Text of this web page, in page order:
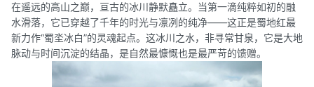
在遥远的高山之巅，亘古的冰川静默矗立。当第一滴纯粹如初的融
水滑落，它已穿越了千年的时光与凛冽的纯净——这正是蜀地红最
新力作“蜀坔冰白”的灵魂起点。这冰川之水，非寻常甘泉，它是大地
脉动与时间沉淀的结晶，是自然最慷慨也是最严苛的馈赠。